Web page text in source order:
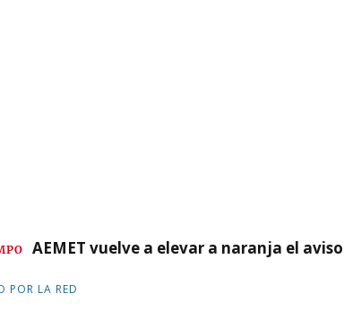
AEMET vuelve a elevar a naranja el
POR LA RED